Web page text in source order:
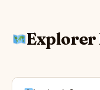
Explorer